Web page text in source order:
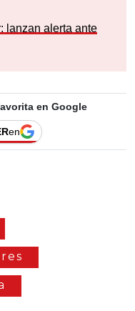
lanzan alerta ante
en Google
en